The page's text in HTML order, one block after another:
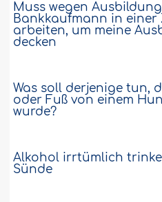
meiner Wohnung
Situation zwingt
kaufen, da ich
öffentlichen
ist und das Auto ein
ist, da sie nicht auf
Darf ich eine nicht-
Muss wegen
Bankkaufmann in einer
arbeiten, um meine
decken
Was soll derjenige tun,
oder Fuß von einem
wurde?
Alkohol irrtümlich
Sünde